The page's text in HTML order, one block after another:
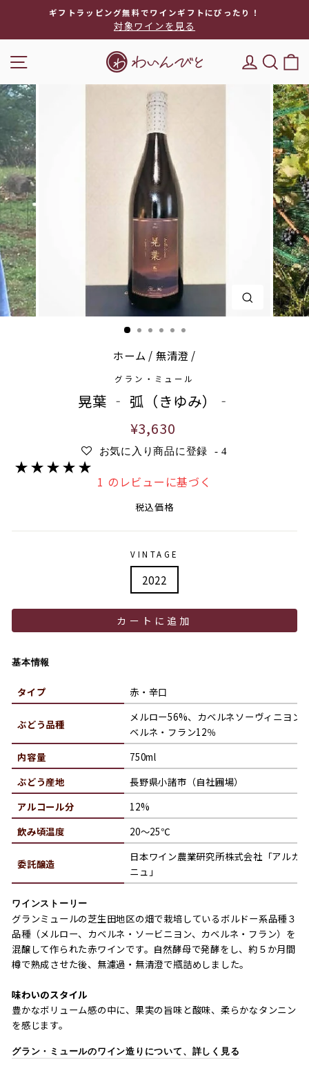
ス
イ
シ
ョ
ー
を
停
止
ギフトラッピング無料でワインギフトにぴったり！
対象ワインを見る
キー
閉じる
ホーム / 無清澄 /
グラン・ミュール
晃葉 ‐ 弧（きゆみ）‐
通
価
¥3,630
お気に入り商品に登録 -4
1 のレビューに基づく
税込価格
VINTAGE
2022
カートに追加
基本情報
タイプ 赤・辛口
ぶどう品種
メルロー56%、カベルネソーヴィニヨン
ベルネ・フラン12％
内容量
750ml
ぶどう産地
長野県小諸市（自社圃場）
アルコール分
12%
飲み頃温度
20～25℃
委託醸造
日本ワイン農業研究所株式会社「アルカ
ニュ」
ワインストーリー
グランミュールの芝生田地区の畑で栽培しているボルドー系品種３
品種（メルロー、カベルネ・ソービニヨン、カベルネ・フラン）を
混醸して作られた赤ワインです。自然酵母で発酵をし、約５か月間
樽で熟成させた後、無濾過・無清澄で瓶詰めしました。
味わいのスタイル
豊かなボリューム感の中に、果実の旨味と酸味、柔らかなタンニン
を感じます。
グラン・ミュールのワイン造りについて、詳しく見る